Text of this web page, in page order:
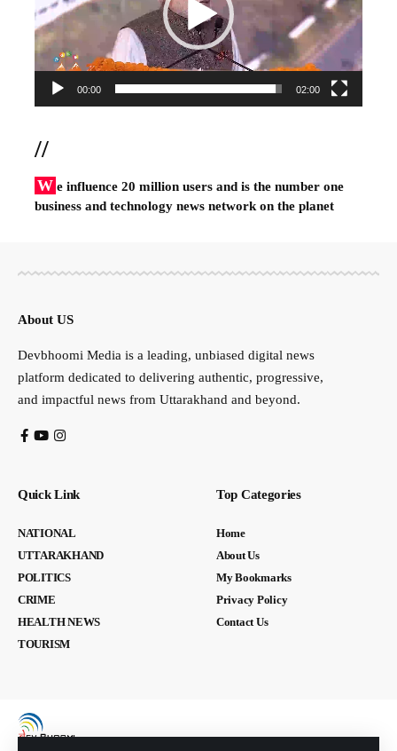
00:00 02:00
//
W e influence 20 million users and is the number one
business and technology news network on the planet
About US
Devbhoomi Media is a leading, unbiased digital news
platform dedicated to delivering authentic, progressive,
and impactful news from Uttarakhand and beyond.
Quick Link
NATIONAL
UTTARAKHAND
POLITICS
CRIME
HEALTH NEWS
TOURISM
Top Categories
Home
About Us
My Bookmarks
Privacy Policy
Contact Us